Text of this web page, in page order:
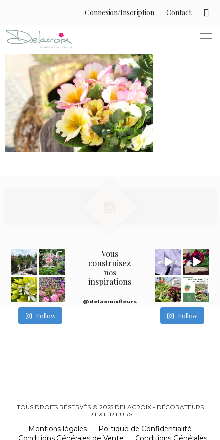
Connexion/Inscription Contact
Follow
Vous
construisez
nos
inspirations
@delacroixfleurs
Follow
TOUS DROITS RÉSERVÉS © 2025 DELACROIX - DÉCORATEURS
D’EXTÉRIEURS
Mentions légales
Politique de Confidentialité
Conditions Générales de Vente
Conditions Générales